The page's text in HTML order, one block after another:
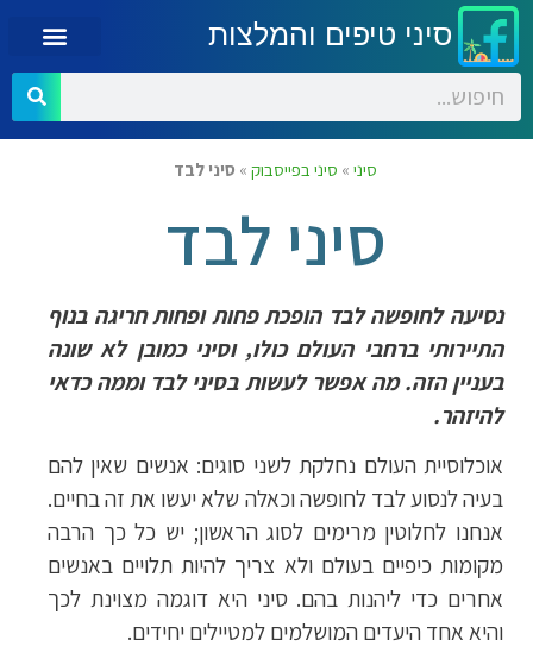
סיני טיפים והמלצות
סיני » סיני בפייסבוק » סיני לבד
סיני לבד
נסיעה לחופשה לבד הופכת פחות ופחות חריגה בנוף
התיירותי ברחבי העולם כולו, וסיני כמובן לא שונה
בעניין הזה. מה אפשר לעשות בסיני לבד וממה כדאי
להיזהר.
אוכלוסיית העולם נחלקת לשני סוגים: אנשים שאין להם
בעיה לנסוע לבד לחופשה וכאלה שלא יעשו את זה בחיים.
אנחנו לחלוטין מרימים לסוג הראשון; יש כל כך הרבה
מקומות כיפיים בעולם ולא צריך להיות תלויים באנשים
אחרים כדי ליהנות בהם. סיני היא דוגמה מצוינת לכך
והיא אחד היעדים המושלמים למטיילים יחידים.